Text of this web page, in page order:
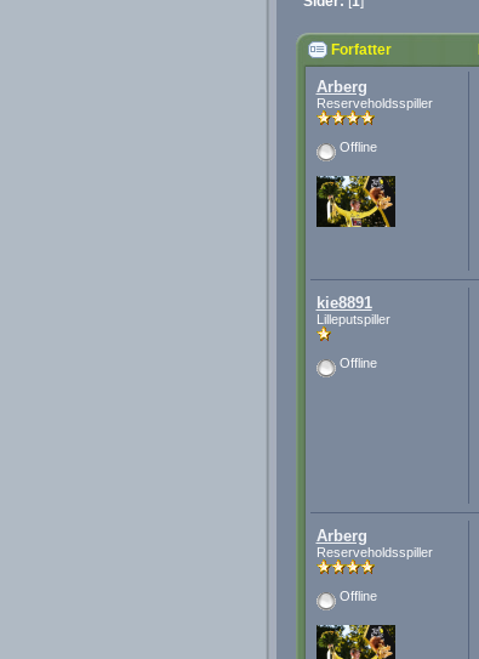
Forfatter
Arberg
Reserveholdsspiller
Offline
kie8891
Lilleputspiller
Offline
Arberg
Reserveholdsspiller
Offline